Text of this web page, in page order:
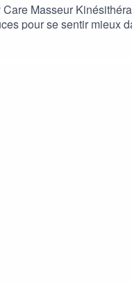
Masseur
pour se sentir mieux
vibrer au rythme de